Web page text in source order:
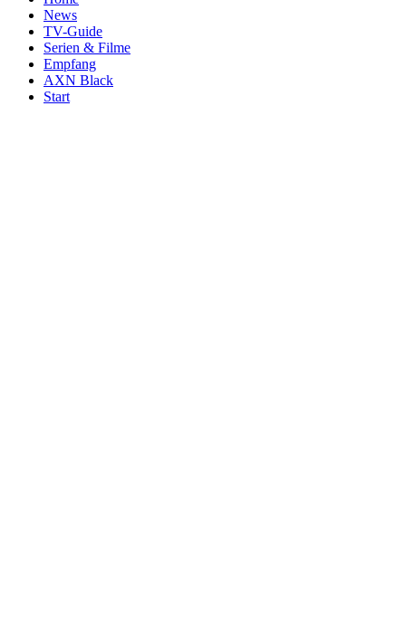
News
TV-Guide
Serien & Filme
Empfang
AXN Black
Start